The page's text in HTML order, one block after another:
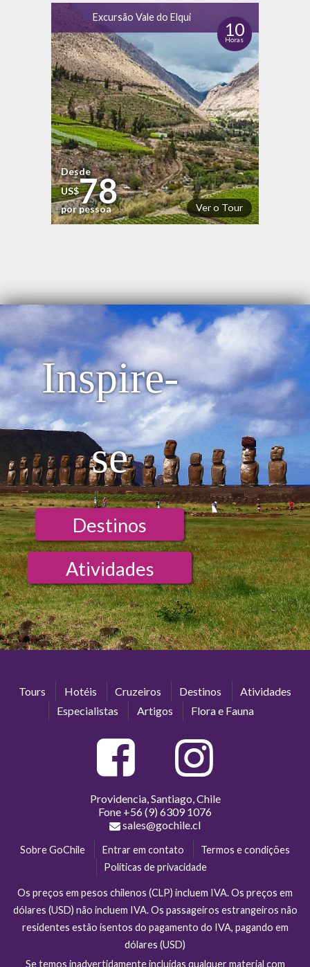
Excursão Vale do Elqui
10
Horas
Ver o Tour
Desde
US$78
por pessoa
Inspire-
se
Destinos
Atividades
Tours Hotéis Cruzeiros Destinos
Atividades
Especialistas
Artigos Flora e Fauna
Providencia, Santiago, Chile
Fone +56 (9) 6309 1076
sales@gochile.cl
Sobre GoChile Entrar em contato
Termos e condições
Políticas de privacidade
Os preços em pesos chilenos (CLP) incluem IVA. Os preços em
dólares (USD) não incluem IVA. Os passageiros estrangeiros não
residentes estão isentos do pagamento do IVA, pagando em
dólares (USD)
Se temos inadvertidamente incluídas qualquer material com